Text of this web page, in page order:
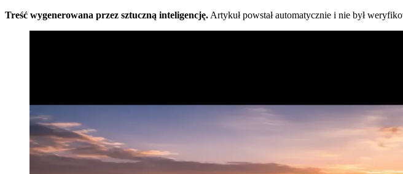
Treść wygenerowana przez sztuczną inteligencję. Artykuł powstał automatycznie i nie był